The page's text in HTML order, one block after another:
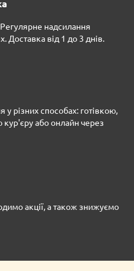
надсилання
Доставка від 1 до 3 днів.
у різних способах: готівкою,
або онлайн через
акції, а також знижуємо